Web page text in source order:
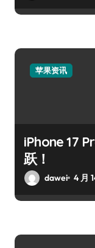
苹果资讯
iPhone 17
跃！
dawei 4 月